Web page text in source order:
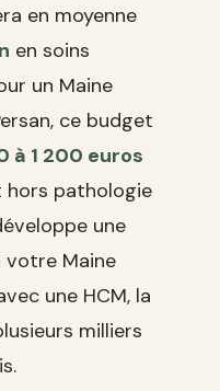
en moyenne
en soins
un Maine
ce budget
à 1 200 euros
hors pathologie
une
votre Maine
une HCM, la
milliers